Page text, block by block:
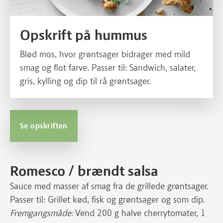
Opskrift på hummus
Blød mos, hvor grøntsager bidrager med mild
smag og flot farve. Passer til: Sandwich, salater,
gris, kylling og dip til rå grøntsager.
Se opskriften
Romesco / brændt salsa
Sauce med masser af smag fra de grillede grøntsager.
Passer til: Grillet kød, fisk og grøntsager og som dip.
Fremgangsmåde:Vend 200 g halve cherrytomater, 1